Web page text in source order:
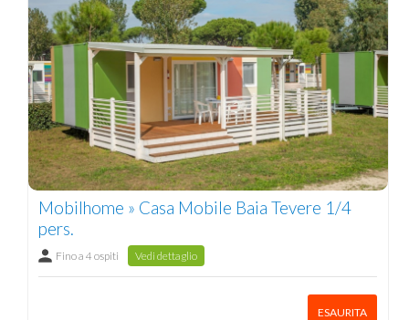
Mobilhome » Casa Mobile Baia Tevere 1/4
pers.
Fino a 4 ospiti Vedi dettaglio
ESAURITA